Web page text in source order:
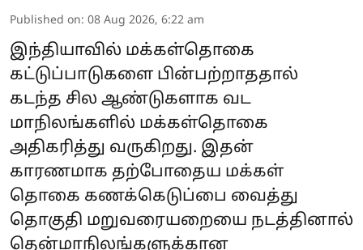
Published on: 08 Aug 2026, 6:22 am
இந்தியாவில் மக்கள்தொகை
கட்டுப்பாடுகளை பின்பற்றாததால்
கடந்த சில ஆண்டுகளாக வட
மாநிலங்களில் மக்கள்தொகை
அதிகரித்து வருகிறது. இதன்
காரணமாக தற்போதைய மக்கள்
தொகை கணக்கெடுப்பை வைத்து
தொகுதி மறுவரையறையை நடத்தினால்
தென்மாநிலங்களுக்கான